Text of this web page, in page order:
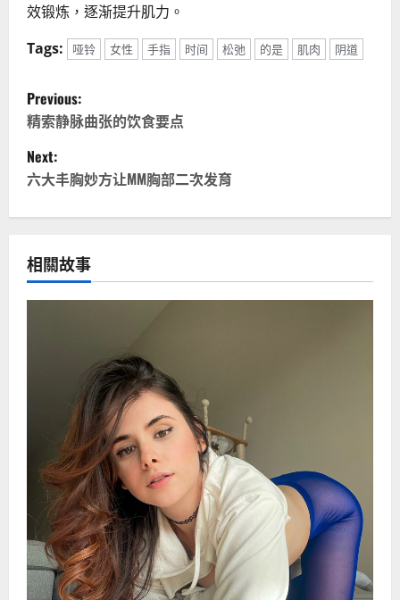
效锻炼，逐渐提升肌力。
Tags:
哑铃 女性 手指 时间 松弛 的是 肌肉 阴道
P
o
s
a
i
o
n
Previous:
精索静脉曲张的饮食要点
Next:
六大丰胸妙方让MM胸部二次发育
相關故事